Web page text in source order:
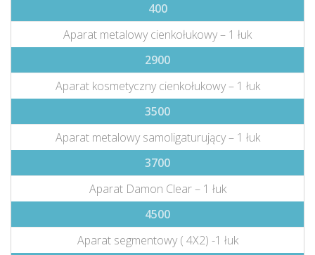
400
Aparat metalowy cienkołukowy – 1 łuk
2900
Aparat kosmetyczny cienkołukowy – 1 łuk
3500
Aparat metalowy samoligaturujący – 1 łuk
3700
Aparat Damon Clear – 1 łuk
4500
Aparat segmentowy ( 4X2) -1 łuk